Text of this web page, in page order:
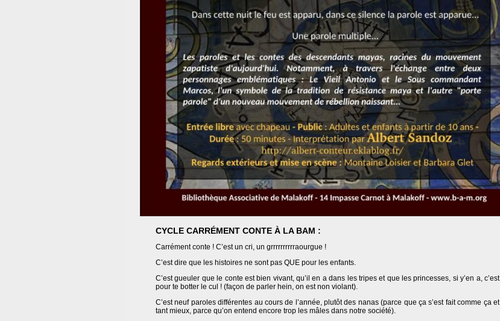
CYCLE CARRÉMENT CONTE À LA BAM :
Carrément conte ! C’est un cri, un grrrrrrrrrraourgue !
C’est dire que les histoires ne sont pas QUE pour les enfants.
C’est gueuler que le conte est bien vivant, qu’il en a dans les tripes et que les princesses, si y’en a, c’est
pour te botter le cul ! (façon de parler hein, on est non violant).
C’est neuf paroles différentes au cours de l’année, plutôt des nanas (parce que ça s’est fait comme ça et
tant mieux, parce qu’on entend encore trop les mâles dans notre société).